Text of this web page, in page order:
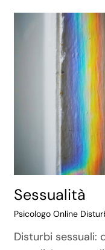
Sessualità
Psicologo Online
Disturbi sessuali: